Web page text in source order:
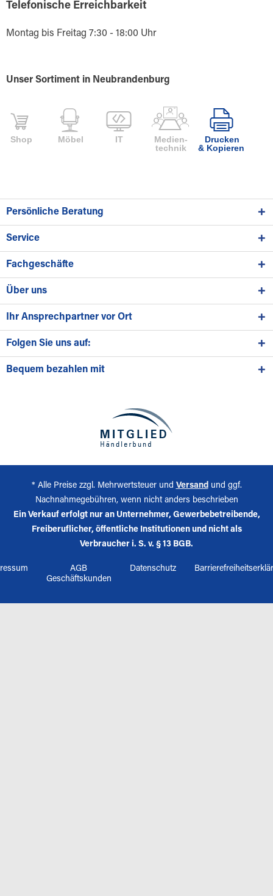
Telefonische Erreichbarkeit
Montag bis Freitag 7:30 - 18:00 Uhr
Unser Sortiment in Neubrandenburg
Drucken
& Kopieren
Medien-
technik
IT
Möbel
Shop
Persönliche Beratung
Service
Fachgeschäfte
Über uns
Ihr Ansprechpartner vor Ort
Folgen Sie uns auf:
Bequem bezahlen mit
* Alle Preise zzgl. Mehrwertsteuer und Versandund ggf.
Nachnahmegebühren, wenn nicht anders beschrieben
Ein Verkauf erfolgt nur an Unternehmer, Gewerbebetreibende,
Freiberuflicher, öffentliche Institutionen und nicht als
Verbraucher i. S. v. § 13 BGB.
AGB
Geschäftskunden
Datenschutz